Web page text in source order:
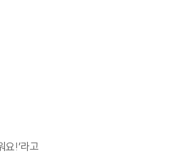
요!’라고